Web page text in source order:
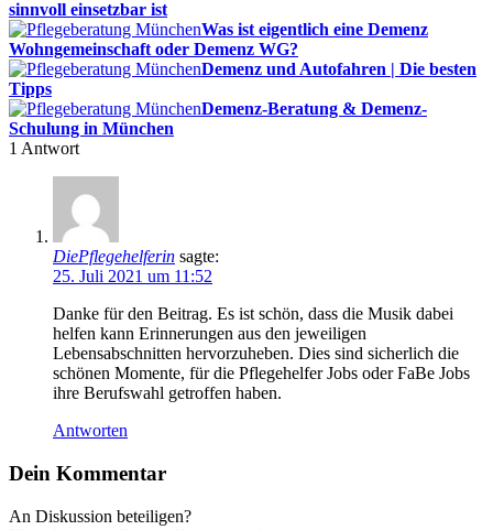
sinnvoll einsetzbar ist
Was ist eigentlich eine Demenz
Wohngemeinschaft oder Demenz WG?
Demenz und Autofahren | Die besten
Tipps
Demenz-Beratung & Demenz-
Schulung in München
1 Antwort
DiePflegehelferin sagte:
25. Juli 2021 um 11:52
Danke für den Beitrag. Es ist schön, dass die Musik dabei
helfen kann Erinnerungen aus den jeweiligen
Lebensabschnitten hervorzuheben. Dies sind sicherlich die
schönen Momente, für die Pflegehelfer Jobs oder FaBe Jobs
ihre Berufswahl getroffen haben.
Antworten
Dein Kommentar
An Diskussion beteiligen?